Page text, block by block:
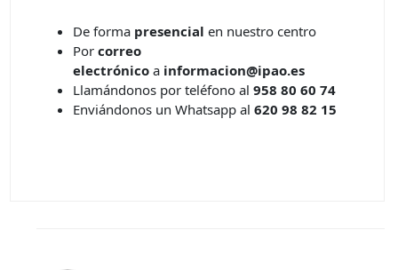
De forma presencialen nuestro centro
Por correo
electrónico a informacion@ipao.es
Llamándonos por teléfono al 958 80 60 74
Enviándonos un Whatsapp al620 98 82 15